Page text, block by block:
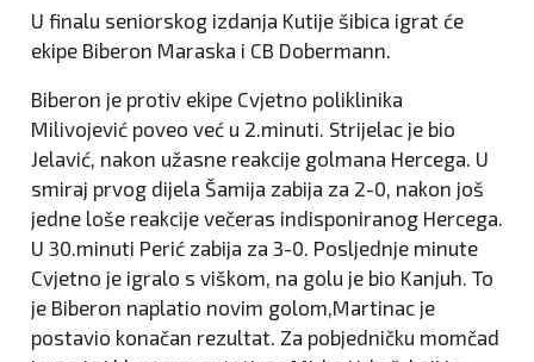
U finalu seniorskog izdanja Kutije šibica igrat će
ekipe Biberon Maraska i CB Dobermann.
Biberon je protiv ekipe Cvjetno poliklinika
Milivojević poveo već u 2.minuti. Strijelac je bio
Jelavić, nakon užasne reakcije golmana Hercega. U
smiraj prvog dijela Šamija zabija za 2-0, nakon još
jedne loše reakcije večeras indisponiranog Hercega.
U 30.minuti Perić zabija za 3-0. Posljednje minute
Cvjetno je igralo s viškom, na golu je bio Kanjuh. To
je Biberon naplatio novim golom,Martinac je
postavio konačan rezultat. Za pobjedničku momčad